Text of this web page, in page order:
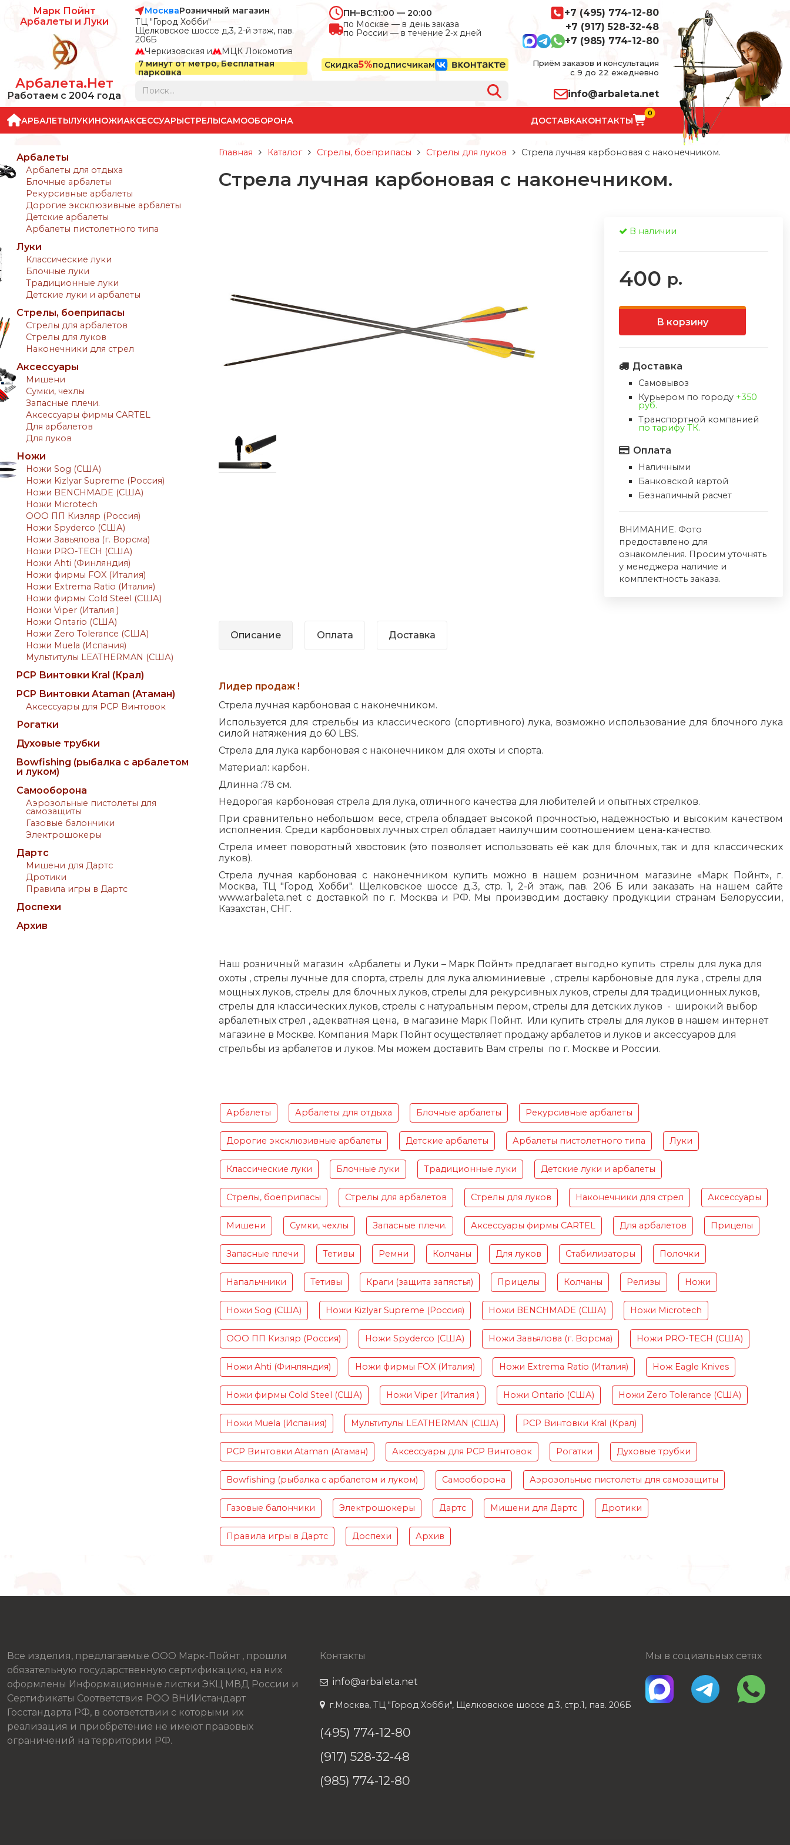
Марк Пойнт
Арбалеты и Луки
Арбалета.Нет
Работаем с 2004 года
МоскваРозничный магазин
ТЦ "Город Хобби"
Щелковское шоссе д.3, 2-й этаж, пав.
206Б
Черкизовская и
МЦК Локомотив
ПН–ВС:11:00 — 20:00
по Москве — в день заказа
по России — в течение 2-х дней
7 минут от метро, Бесплатная
парковка
Скидка5%подписчикам
+7 (495) 774-12-80
+7 (917) 528-32-48
+7 (985) 774-12-80
Приём заказов и консультация
с 9 до 22 ежедневно
info@arbaleta.net
АРБАЛЕТЫЛУКИНОЖИАКСЕССУАРЫСТРЕЛЫСАМООБОРОНА ДОСТАВКАКОНТАКТЫ
0
Арбалеты
Арбалеты для отдыха
Блочные арбалеты
Рекурсивные арбалеты
Дорогие эксклюзивные арбалеты
Детские арбалеты
Арбалеты пистолетного типа
Луки
Классические луки
Блочные луки
Традиционные луки
Детские луки и арбалеты
Стрелы, боеприпасы
Стрелы для арбалетов
Стрелы для луков
Наконечники для стрел
Аксессуары
Мишени
Сумки, чехлы
Запасные плечи.
Аксессуары фирмы CARTEL
Для арбалетов
Для луков
Ножи
Ножи Sog (США)
Ножи Kizlyar Supreme (Россия)
Ножи BENCHMADE (США)
Ножи Microtech
ООО ПП Кизляр (Россия)
Ножи Spyderco (США)
Ножи Завьялова (г. Ворсма)
Ножи PRO-TECH (США)
Ножи Ahti (Финляндия)
Ножи фирмы FOX (Италия)
Ножи Extrema Ratio (Италия)
Ножи фирмы Cold Steel (США)
Ножи Viper (Италия )
Ножи Ontario (США)
Ножи Zero Tolerance (США)
Ножи Muela (Испания)
Мультитулы LEATHERMAN (США)
PCP Винтовки Kral (Крал)
PCP Винтовки Ataman (Атаман)
Аксессуары для PCP Винтовок
Рогатки
Духовые трубки
Bowfishing (рыбалка с арбалетом
и луком)
Самооборона
Аэрозольные пистолеты для
самозащиты
Газовые балончики
Электрошокеры
Дартс
Мишени для Дартс
Дротики
Правила игры в Дартс
Доспехи
Архив
Главная Каталог Стрелы, боеприпасы Стрелы для луков Стрела лучная карбоновая с наконечником.
Стрела лучная карбоновая с наконечником.
В наличии
400 р.
В корзину
Доставка
Самовывоз
Курьером по городу +350
руб.
Транспортной компанией
по тарифу ТК.
Оплата
Наличными
Банковской картой
Безналичный расчет
ВНИМАНИЕ. Фото
предоставлено для
ознакомления. Просим уточнять
у менеджера наличие и
комплектность заказа.
Описание Оплата Доставка
Лидер продаж !
Стрела лучная карбоновая с наконечником.
Используется для стрельбы из классического (спортивного) лука, возможно использование для блочного лука
силой натяжения до 60 LBS.
Стрела для лука карбоновая с наконечником для охоты и спорта.
Материал: карбон.
Длинна :78 см.
Недорогая карбоновая стрела для лука, отличного качества для любителей и опытных стрелков.
При сравнительно небольшом весе, стрела обладает высокой прочностью, надежностью и высоким качеством
исполнения. Среди карбоновых лучных стрел обладает наилучшим соотношением цена-качество.
Стрела имеет поворотный хвостовик (это позволяет использовать её как для блочных, так и для классических
луков).
Стрела лучная карбоновая с наконечником купить можно в нашем розничном магазине «Марк Пойнт», г.
Москва, ТЦ "Город Хобби". Щелковское шоссе д.3, стр. 1, 2-й этаж, пав. 206 Б или заказать на нашем сайте
www.arbaleta.net с доставкой по г. Москва и РФ. Мы производим доставку продукции странам Белоруссии,
Казахстан, СНГ.
Наш розничный магазин «Арбалеты и Луки – Марк Пойнт» предлагает выгодно купить стрелы длялука для
охоты , стрелы лучные для спорта, стрелы для лука алюминиевые , стрелы карбоновые для лука , стрелы для
мощных луков, стрелы для блочных луков, стрелы для рекурсивных луков, стрелы для традиционных луков,
стрелы для классических луков, стрелы с натуральным пером, стрелы для детских луков - широкий выбор
арбалетных стрел , адекватная цена, в магазине Марк Пойнт. Или купить стрелы для луков в нашем интернет
магазине в Москве. Компания Марк Пойнт осуществляет продажу арбалетов и луков и аксессуаров для
стрельбы из арбалетов и луков. Мы можем доставить Вам стрелы по г. Москве и России.
Арбалеты Арбалеты для отдыха Блочные арбалеты Рекурсивные арбалеты
Дорогие эксклюзивные арбалеты Детские арбалеты Арбалеты пистолетного типа Луки
Классические луки Блочные луки Традиционные луки Детские луки и арбалеты
Стрелы, боеприпасы Стрелы для арбалетов Стрелы для луков Наконечники для стрел Аксессуары
Мишени Сумки, чехлы Запасные плечи. Аксессуары фирмы CARTEL Для арбалетов Прицелы
Запасные плечи Тетивы Ремни Колчаны Для луков Стабилизаторы Полочки
Напальчники Тетивы Краги (защита запястья) Прицелы Колчаны Релизы Ножи
Ножи Sog (США) Ножи Kizlyar Supreme (Россия) Ножи BENCHMADE (США) Ножи Microtech
ООО ПП Кизляр (Россия) Ножи Spyderco (США) Ножи Завьялова (г. Ворсма) Ножи PRO-TECH (США)
Ножи Ahti (Финляндия) Ножи фирмы FOX (Италия) Ножи Extrema Ratio (Италия) Нож Eagle Knives
Ножи фирмы Cold Steel (США) Ножи Viper (Италия ) Ножи Ontario (США) Ножи Zero Tolerance (США)
Ножи Muela (Испания) Мультитулы LEATHERMAN (США) PCP Винтовки Kral (Крал)
PCP Винтовки Ataman (Атаман) Аксессуары для PCP Винтовок Рогатки Духовые трубки
Bowfishing (рыбалка с арбалетом и луком) Самооборона Аэрозольные пистолеты для самозащиты
Газовые балончики Электрошокеры Дартс Мишени для Дартс Дротики
Правила игры в Дартс Доспехи Архив
Все изделия, предлагаемые ООО Марк-Пойнт , прошли
обязательную государственную сертификацию, на них
оформлены Информационные листки ЭКЦ МВД России и
Сертификаты Соответствия РОО ВНИИстандарт
Госстандарта РФ, в соответствии с которыми их
реализация и приобретение не имеют правовых
ограничений на территории РФ.
Контакты
info@arbaleta.net
г.Москва, ТЦ "Город Хобби", Щелковское шоссе д.3, стр.1, пав. 206Б
(495) 774-12-80
(917) 528-32-48
(985) 774-12-80
Мы в социальных сетях